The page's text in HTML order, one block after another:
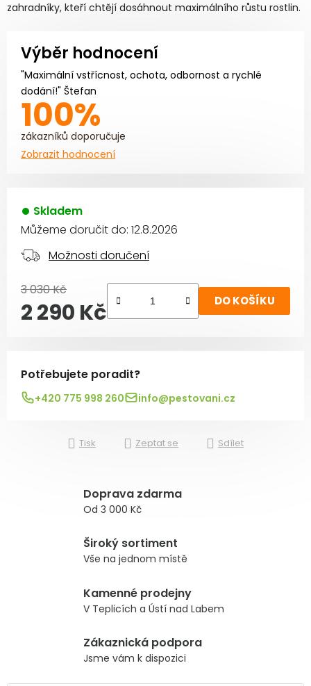
zahradníky, kteří chtějí dosáhnout maximálního růstu rostlin.
Výběr hodnocení
"Maximální vstřícnost, ochota, odbornost a rychlé
dodání!" Štefan
100%
zákazníků doporučuje
Zobrazit hodnocení
Skladem
Můžeme doručit do: 12.8.2026
Možnosti doručení
3 030 Kč
2 290 Kč DO KOŠÍKU
Potřebujete poradit?
+420 775 998 260 info@pestovani.cz
Tisk Zeptat se Sdílet
Doprava zdarma
Od 3 000 Kč
Široký sortiment
Vše na jednom místě
Kamenné prodejny
V Teplicích a Ústí nad Labem
Zákaznická podpora
Jsme vám k dispozici